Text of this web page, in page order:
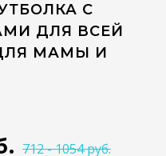
С
ДЛЯ ВСЕЙ
МАМЫ И
712 - 1054 руб.